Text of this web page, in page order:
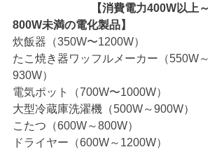
【消費電力400W以上～
800W未満の電化製品】
炊飯器（350W〜1200W）
たこ焼き器ワッフルメーカー（550W～
930W）
電気ポット（700W〜1000W）
大型冷蔵庫洗濯機（500W～900W）
こたつ（600W～800W）
ドライヤー（600W～1200W）